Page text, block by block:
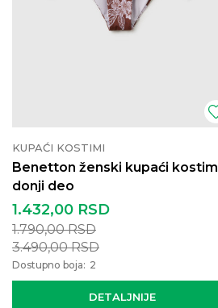
KUPAĆI KOSTIMI
Benetton ženski kupaći kostim
donji deo
DETALJNIJE
1.432,00 RSD
1.790,00RSD
3.490,00RSD
Dostupno boja: 2